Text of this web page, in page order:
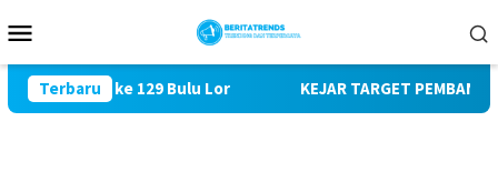
ke
Mobile
Terbaru
TMMD ke 129 Bulu Lor KEJAR TARGET